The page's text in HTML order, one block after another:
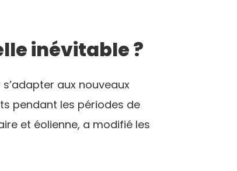
inévitable ?
aux nouveaux
pendant les périodes de
et éolienne, a modifié les